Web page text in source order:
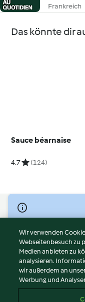
Frankreich
Das könnte dir
Sauce béarnaise
4.7 (124)
© Copyright 2026
Nutzungsbedingungen
Datenschutzrichtlinien
Disclaimer
Impressum
Cookies
Wir verwenden
Webseitenbesuch zu
Medien anbieten zu
analysieren.
wir außerdem an
Werbung und